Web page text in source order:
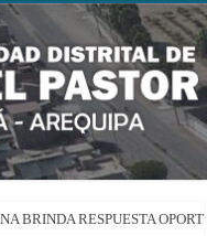
BRINDA RESPUESTA